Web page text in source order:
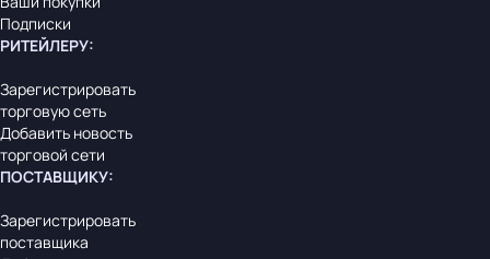
Подписки
РИТЕЙЛЕРУ:
Зарегистрировать
торговую сеть
Добавить новость
торговой сети
ПОСТАВЩИКУ:
Зарегистрировать
поставщика